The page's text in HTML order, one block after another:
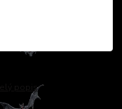
celý popis